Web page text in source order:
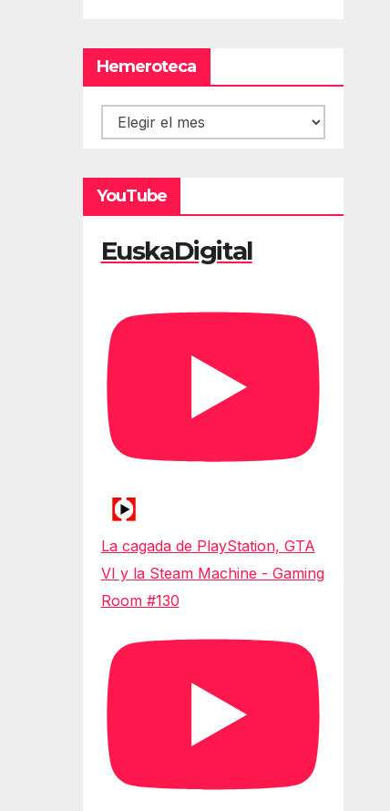
Hemeroteca
Hemeroteca
YouTube
EuskaDigital
La cagada de PlayStation, GTA
VI y la Steam Machine - Gaming
Room #130